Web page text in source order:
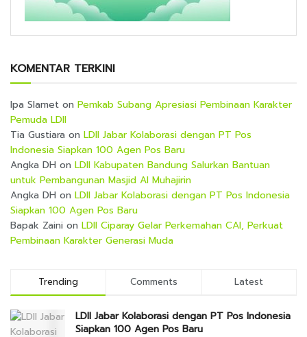
KOMENTAR TERKINI
Ipa Slamet on Pemkab Subang Apresiasi Pembinaan Karakter
Pemuda LDII
Tia Gustiara on LDII Jabar Kolaborasi dengan PT Pos
Indonesia Siapkan 100 Agen Pos Baru
Angka DH on LDII Kabupaten Bandung Salurkan Bantuan
untuk Pembangunan Masjid Al Muhajirin
Angka DH on LDII Jabar Kolaborasi dengan PT Pos Indonesia
Siapkan 100 Agen Pos Baru
Bapak Zaini on LDII Ciparay Gelar Perkemahan CAI, Perkuat
Pembinaan Karakter Generasi Muda
Trending Comments Latest
LDII Jabar Kolaborasi dengan PT Pos Indonesia
Siapkan 100 Agen Pos Baru